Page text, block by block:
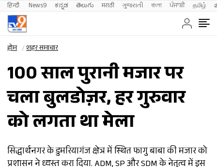
हिन्दी News9 ಕನ್ನಡ తెలుగు मराठी ગુજરાતી বাংলা ਪੰਜਾਬੀ தமிழ்
होम शहर समाचार
100 साल पुरानी मजार पर
चला बुलडोज़र, हर गुरुवार
को लगता था मेला
सिद्धार्थनगर के डुमरियागंज क्षेत्र में स्थित फागु बाबा की मजार को